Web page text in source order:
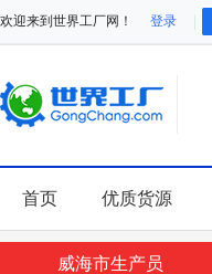
欢迎来到世界工厂网！ 登录
首页 优质货源
威海市生产员